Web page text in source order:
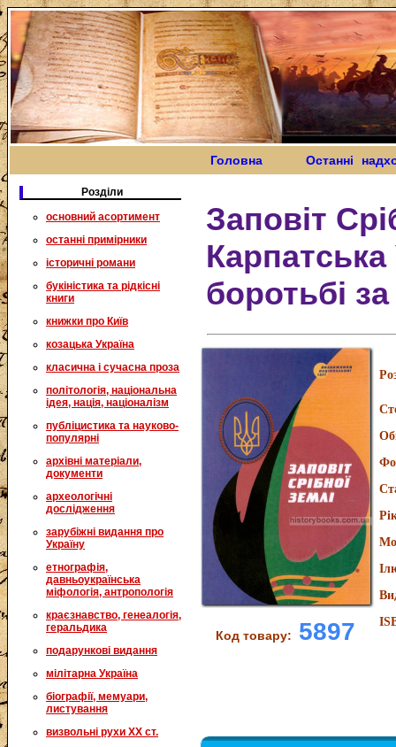
Головна Останні
Розділи
основний асортимент
останні примірники
історичні романи
букіністика та рідкісні
книги
книжки про Київ
козацька Україна
класична і сучасна проза
політологія, національна
ідея, нація, націоналізм
публіцистика та науково-
популярні
архівні матеріали,
документи
археологічні
дослідження
зарубіжні видання про
Україну
етнографія,
давньоукраїнська
міфологія, антропологія
краєзнавство, генеалогія,
геральдика
подарункові видання
мілітарна Україна
біографії, мемуари,
листування
визвольні рухи XX ст.
Заповіт
Карпатська
боротьбі
Код товару: 5897